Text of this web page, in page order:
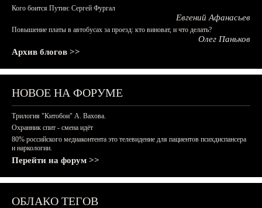
Кого боится Путин: Сергей Фургал
Евгений Афанасьев
Повышение платы в автобусах за проезд: кто виноват, и что делать?
Олег Паньков
Архив блогов >>
НОВОЕ НА ФОРУМЕ
Трилогия "Китобои" А. Вахова.
Охранник спит - смена идёт
80% российского медиаконтента это телевидение для пациентов психдиспансера
и наркологии.
Перейти на форум >>
ОБЛАКО ТЕГОВ